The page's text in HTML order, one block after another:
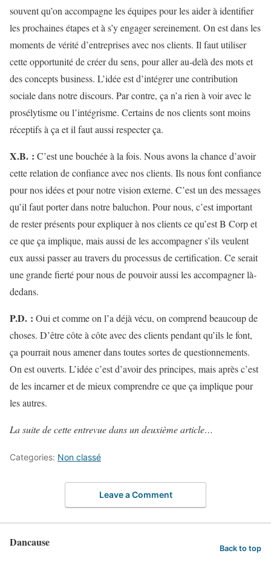
souvent qu’on accompagne les équipes pour les aider à identifier
les prochaines étapes et à s’y engager sereinement. On est dans les
moments de vérité d’entreprises avec nos clients. Il faut utiliser
cette opportunité de créer du sens, pour aller au-delà des mots et
des concepts business. L’idée est d’intégrer une contribution
sociale dans notre discours. Par contre, ça n’a rien à voir avec le
prosélytisme ou l’intégrisme. Certains de nos clients sont moins
réceptifs à ça et il faut aussi respecter ça.
X.B. : C’est une bouchée à la fois. Nous avons la chance d’avoir
cette relation de confiance avec nos clients. Ils nous font confiance
pour nos idées et pour notre vision externe. C’est un des messages
qu’il faut porter dans notre baluchon. Pour nous, c’est important
de rester présents pour expliquer à nos clients ce qu’est B Corp et
ce que ça implique, mais aussi de les accompagner s’ils veulent
eux aussi passer au travers du processus de certification. Ce serait
une grande fierté pour nous de pouvoir aussi les accompagner là-
dedans.
P.D. : Oui et comme on l’a déjà vécu, on comprend beaucoup de
choses. D’être côte à côte avec des clients pendant qu’ils le font,
ça pourrait nous amener dans toutes sortes de questionnements.
On est ouverts. L’idée c’est d’avoir des principes, mais après c’est
de les incarner et de mieux comprendre ce que ça implique pour
les autres.
La suite de cette entrevue dans un deuxième article…
Categories: Non classé
Leave a Comment
Dancause Back to top